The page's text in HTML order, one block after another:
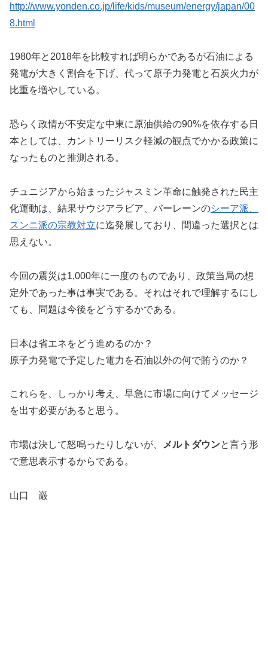
http://www.yonden.co.jp/life/kids/museum/energy/japan/00
8.html
1980年と2018年を比較すれば明らかであるが石油による
発電が大きく割合を下げ、代って原子力発電と石炭火力が
比重を増やしている。
恐らく政情が不安定な中東に原油供給の90%を依存する日
本としては、カントリーリスク軽減の観点でかかる政策に
なったものと推測される。
チュニジアから始まったジャスミン革命に触発された民主
化運動は、結果サウジアラビア、バーレーンのシーア派、
スンニ派の宗教対立に迄発展しており、間違った選択とは
思えない。
今回の震災は1,000年に一度のものであり、政策当局の想
定外であった事は事実である。それはそれで理解するにし
ても、問題は今後をどうするかである。
日本は省エネをどう進めるのか？
原子力発電で予定した電力を石油以外の何で賄うのか？
これらを、しっかり考え、早急に市場に向けてメッセージ
を出す必要があると思う。
市場は決して怒鳴ったりしないが、 メルトダウンと言う形
で意思表示するからである。
山口 巌